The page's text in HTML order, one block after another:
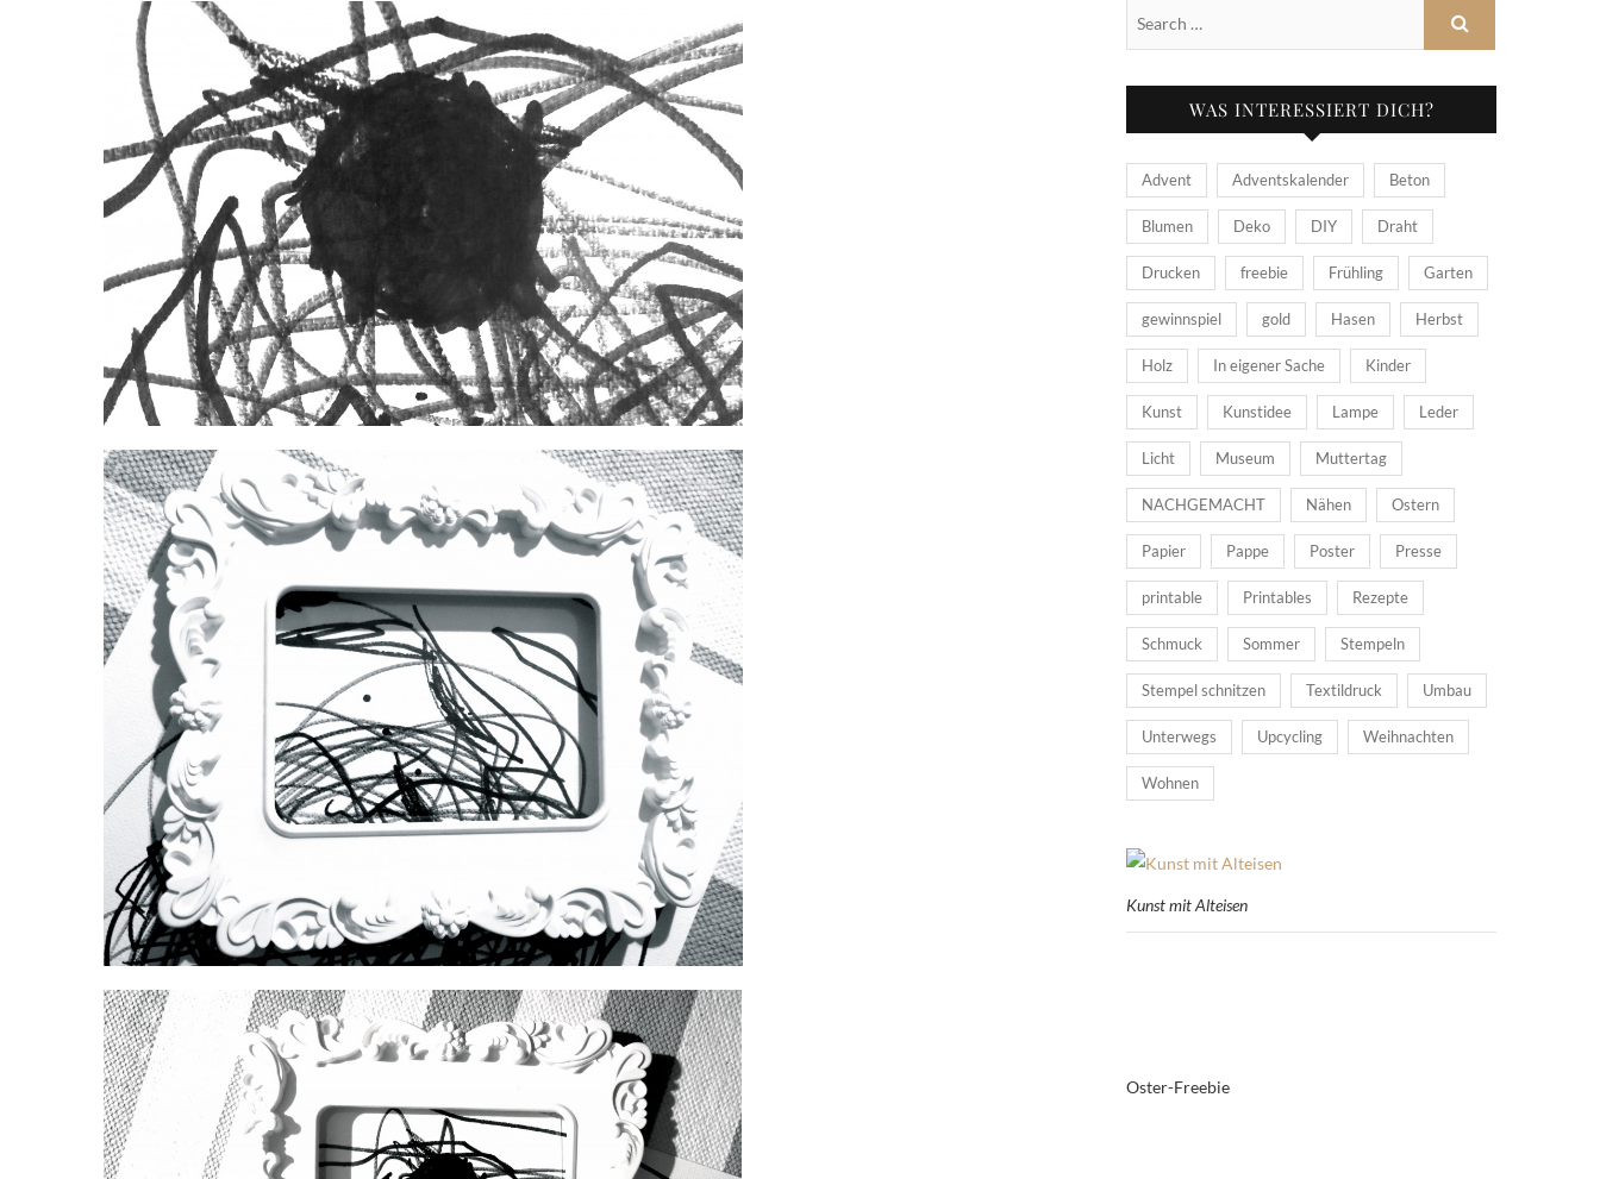
WAS INTERESSIERT DICH?
Advent Adventskalender Beton
Blumen Deko DIY Draht
Drucken freebie Frühling Garten
gewinnspiel gold Hasen Herbst
Holz In eigener Sache Kinder
Kunst Kunstidee Lampe Leder
Licht Museum Muttertag
NACHGEMACHT Nähen Ostern
Papier Pappe Poster Presse
printable Printables Rezepte
Schmuck Sommer Stempeln
Stempel schnitzen Textildruck Umbau
Unterwegs Upcycling Weihnachten
Wohnen
Kunst mit Alteisen
Oster-Freebie